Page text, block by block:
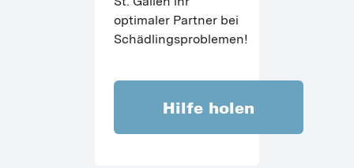
optimaler Partner bei
Schädlingsproblemen!
Hilfe holen